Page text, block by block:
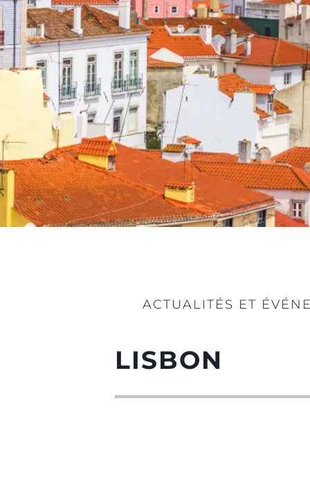
ACTUALITÉS ET
LISBON
Registered Office
Test Valuation
Sunseeker Range
Brochure